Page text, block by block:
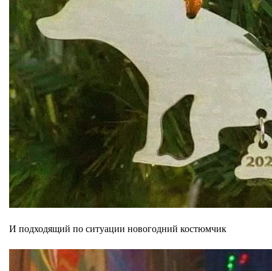
И подходящий по ситуации новогодний костюмчик